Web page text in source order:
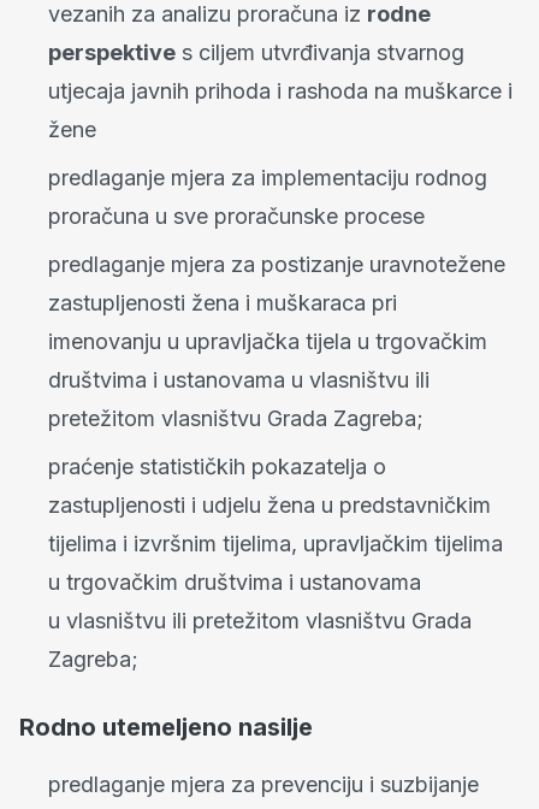
vezanih za analizu proračuna iz rodne
perspektive s ciljem utvrđivanja stvarnog
utjecaja javnih prihoda i rashoda na muškarce i
žene
predlaganje mjera za implementaciju rodnog
proračuna u sve proračunske procese
predlaganje mjera za postizanje uravnotežene
zastupljenosti žena i muškaraca pri
imenovanju u upravljačka tijela u trgovačkim
društvima i ustanovama u vlasništvu ili
pretežitom vlasništvu Grada Zagreba;
praćenje statističkih pokazatelja o
zastupljenosti i udjelu žena u predstavničkim
tijelima i izvršnim tijelima, upravljačkim tijelima
u trgovačkim društvima i ustanovama
u vlasništvu ili pretežitom vlasništvu Grada
Zagreba;
Rodno utemeljeno nasilje
predlaganje mjera za prevenciju i suzbijanje